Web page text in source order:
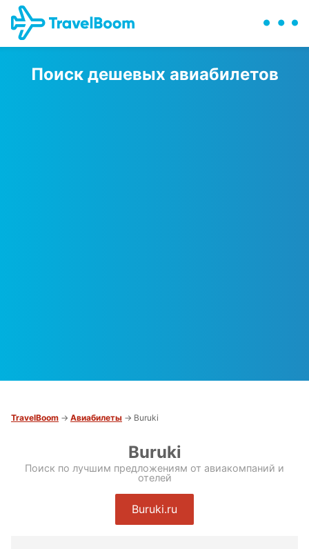
Поиск дешевых авиабилетов
TravelBoom → Авиабилеты → Buruki
Buruki
Поиск по лучшим предложениям от авиакомпаний и
отелей
Buruki.ru